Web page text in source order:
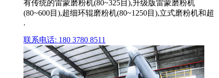
有传统的雷蒙磨粉机(80~325目),升级版雷蒙磨粉机
(80~600目),超细环辊磨粉机(80~1250目),立式磨粉机和超
.
联系电话: 180 3780 8511